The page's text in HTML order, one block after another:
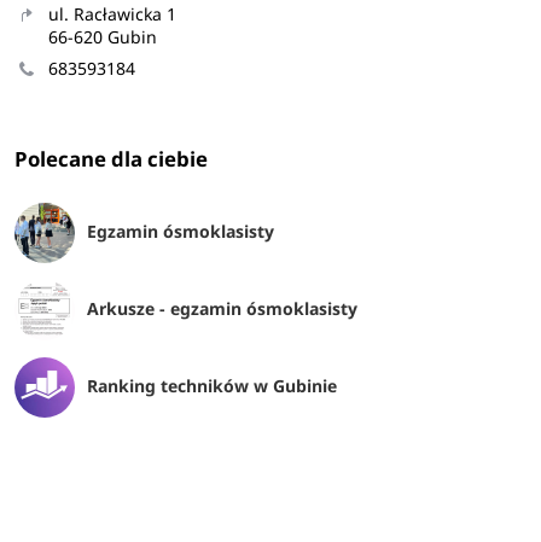
ul. Racławicka 1
66-620 Gubin
683593184
Polecane dla ciebie
Egzamin ósmoklasisty
Arkusze - egzamin ósmoklasisty
Ranking techników w Gubinie